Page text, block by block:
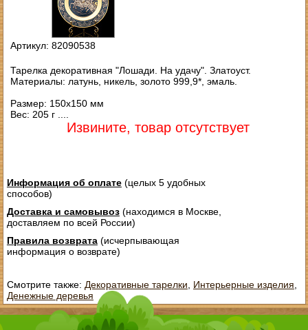
Артикул: 82090538
Тарелка декоративная "Лошади. На удачу". Златоуст.
Материалы: латунь, никель, золото 999,9*, эмаль.
Размер: 150х150 мм
Вес: 205 г ....
Извините, товар отсутствует
Информация об оплате(целых 5 удобных
способов)
Доставка и самовывоз(находимся в Москве,
доставляем по всей России)
Правила возврата(исчерпывающая
информация о возврате)
Смотрите также: Декоративные тарелки Интерьерные изделия
Денежные деревья